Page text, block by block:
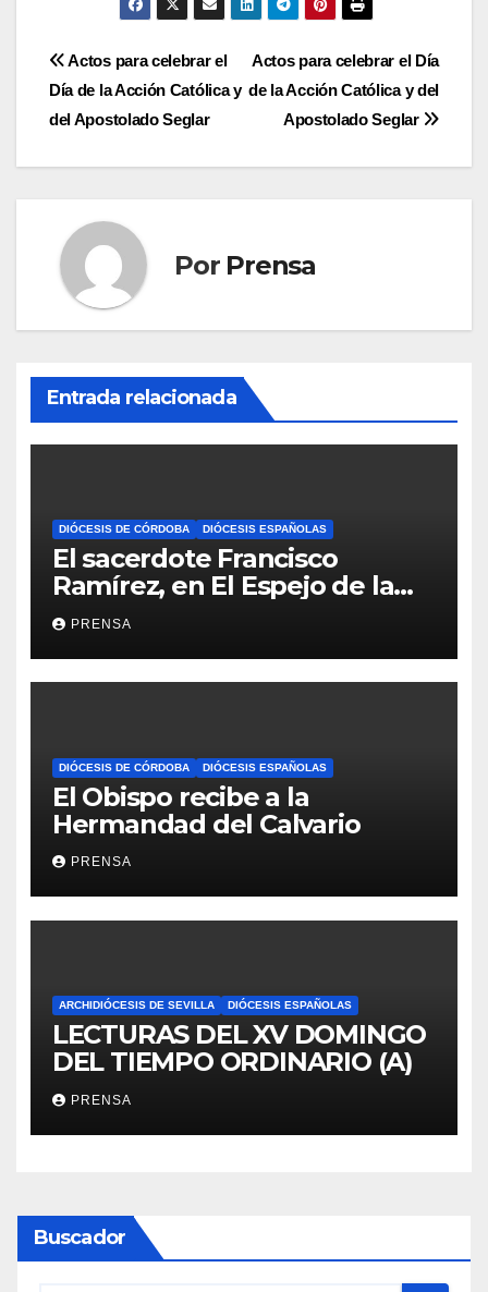
Navegación
de
entradas
Actos para celebrar el Día
de la Acción Católica y del
Apostolado Seglar
Actos para celebrar el
Día de la Acción Católica y
del Apostolado Seglar
Por Prensa
Entrada relacionada
DIÓCESIS DE CÓRDOBA DIÓCESIS ESPAÑOLAS
El sacerdote Francisco
Ramírez, en El Espejo de la
Iglesia
PRENSA
DIÓCESIS DE CÓRDOBA DIÓCESIS ESPAÑOLAS
El Obispo recibe a la
Hermandad del Calvario
PRENSA
ARCHIDIÓCESIS DE SEVILLA DIÓCESIS ESPAÑOLAS
LECTURAS DEL XV DOMINGO
DEL TIEMPO ORDINARIO (A)
PRENSA
Buscador